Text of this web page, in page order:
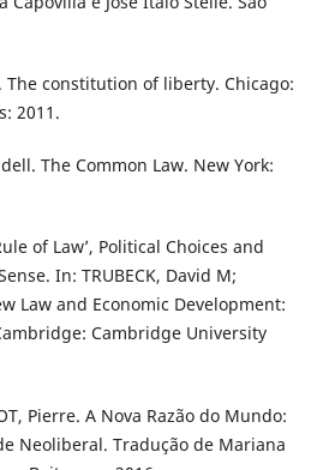
The constitution of liberty. Chicago:
2011.
The Common Law. New York:
of Law’, Political Choices and
In: TRUBECK, David M;
Law and Economic Development:
Cambridge University
Pierre. A Nova Razão do Mundo:
Neoliberal. Tradução de Mariana